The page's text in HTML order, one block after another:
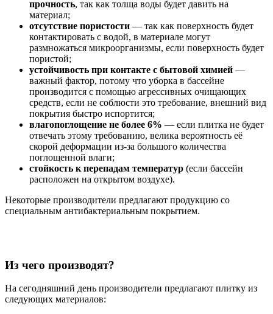
прочность, так как толща воды будет давить на
материал;
отсутствие пористости — так как поверхность будет
контактировать с водой, в материале могут
размножаться микроорганизмы, если поверхность будет
пористой;
устойчивость при контакте с бытовой химией —
важный фактор, потому что уборка в бассейне
производится с помощью агрессивных очищающих
средств, если не соблюсти это требование, внешний вид
покрытия быстро испортится;
влагопоглощение не более 6% — если плитка не будет
отвечать этому требованию, велика вероятность её
скорой деформации из-за большого количества
поглощенной влаги;
стойкость к перепадам температур (если бассейн
расположен на открытом воздухе).
Некоторые производители предлагают продукцию со
специальным антибактериальным покрытием.
Из чего производят?
На сегодняшний день производители предлагают плитку из
следующих материалов: